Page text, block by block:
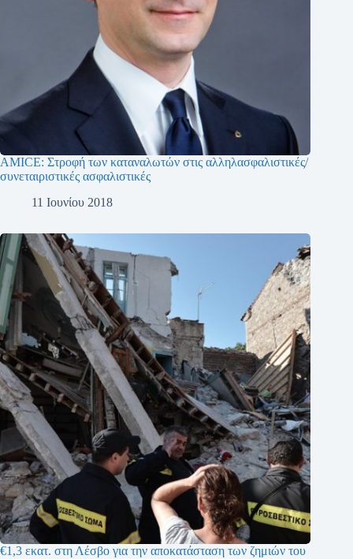
AMICE: Στροφή των καταναλωτών στις αλληλασφαλιστικές/
συνεταιριστικές ασφαλιστικές
11 Ιουνίου 2018
€1,3 εκατ. στη Λέσβο για την αποκατάσταση των ζημιών του